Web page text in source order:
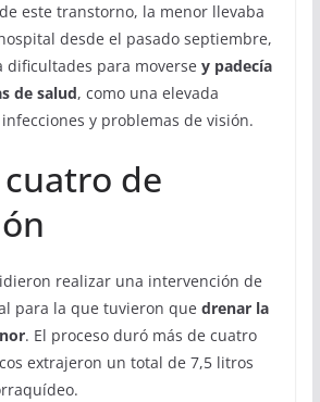
este transtorno, la menor llevaba
desde el pasado septiembre,
dificultades para moverse y padecía
de salud, como una elevada
y problemas de visión.
de
realizar una intervención de
para la que tuvieron que drenar la
. El proceso duró más de cuatro
extrajeron un total de 7,5 litros